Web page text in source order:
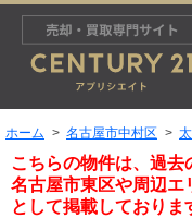
ホーム 名古屋市中村区
こちらの物件は、過去
名古屋市東区や周辺エ
として掲載しておりま